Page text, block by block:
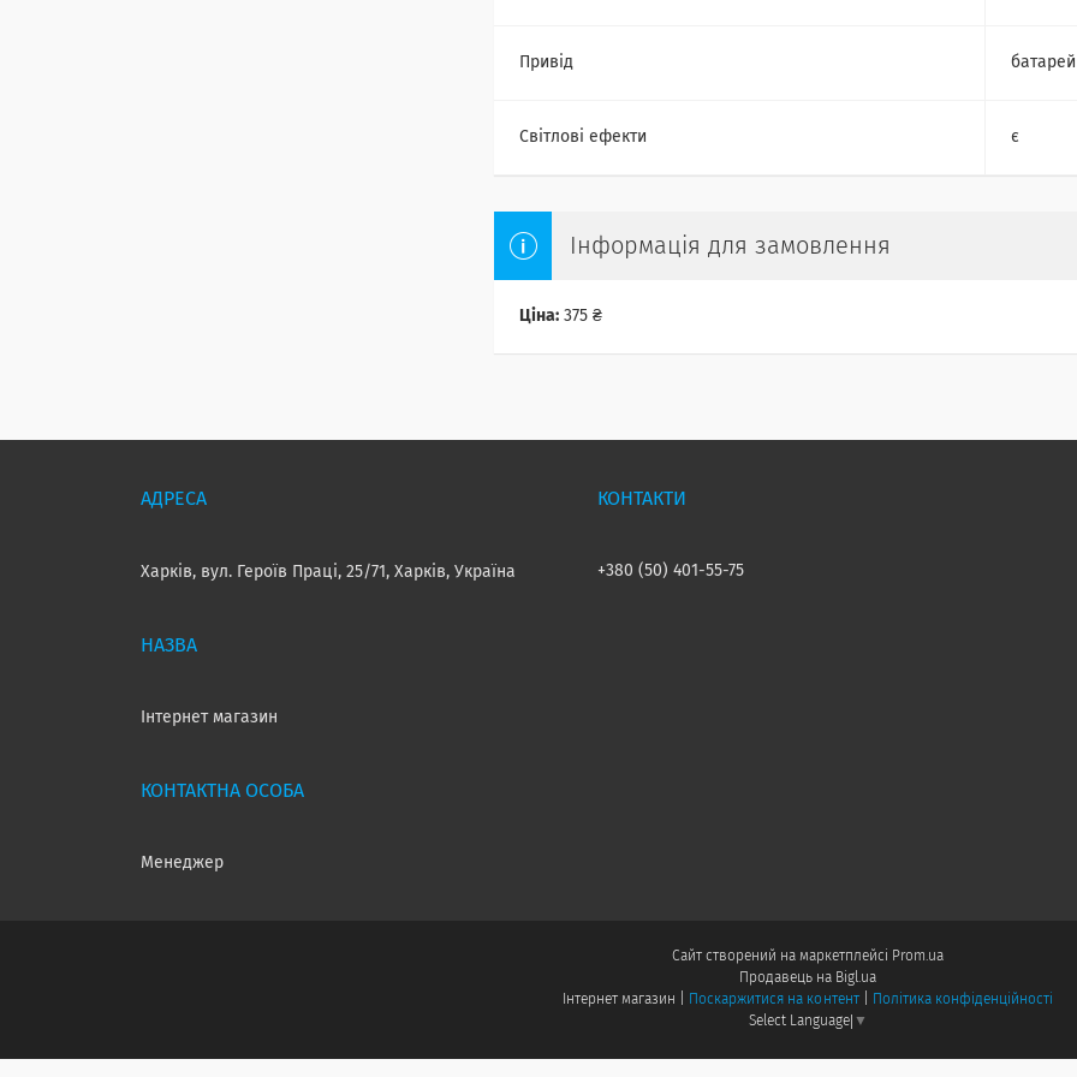
Привід
Світлові ефекти є
Інформація для замовлення
Ціна: 375 ₴
Харків, вул. Героїв Праці, 25/71, Харків, Україна
Інтернет магазин
Менеджер
+380 (50) 401-55-75
Сайт створений на маркетплейсі
Prom.ua
Продавець на Bigl.ua
Поскаржитися на контент
Політика конфіденційності
Select Language ▼